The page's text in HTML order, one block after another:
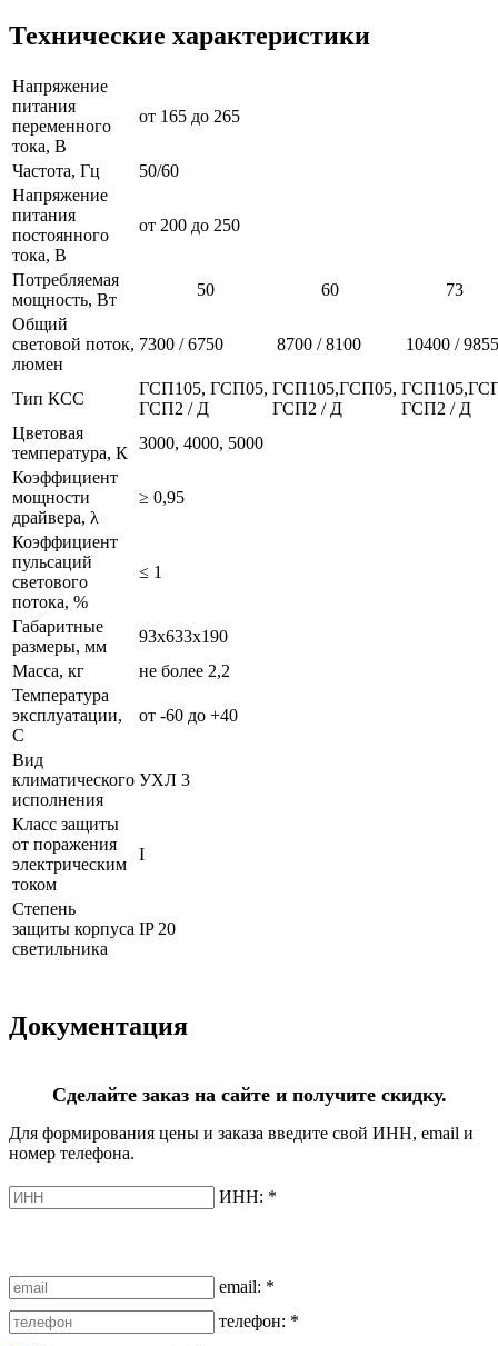
Технические характеристики
Напряжение
питания
переменного
тока, В
от 165 до 265
Частота, Гц
50/60
Напряжение
питания
постоянного
тока, В
от 200 до 250
Потребляемая
мощность, Вт
50 60
73
Общий
световой поток,
люмен
7300 / 6750 8700 / 8100 10400 / 9855
Тип КСС
ГСП105, ГСП05,
ГСП2 / Д
ГСП105,ГСП05,
ГСП2 / Д
ГСП2 / Д
Цветовая
температура, К
3000, 4000, 5000
Коэффициент
мощности
драйвера, λ
≥ 0,95
Коэффициент
пульсаций
светового
потока, %
≤ 1
Габаритные
размеры, мм
93х633х190
Масса, кг
не более 2,2
Температура
эксплуатации,
С
от -60 до +40
Вид
климатического
исполнения
УХЛ 3
Класс защиты
от поражения
электрическим
током
I
Степень
защиты корпуса
светильника
IP 20
Документация
Сделайте заказ на сайте и получите скидку.
Для формирования цены и заказа введите свой ИНН, email и
номер телефона.
ИНН: *
email: *
телефон: *